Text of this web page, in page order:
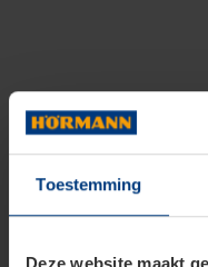
Toestemming
Deze website maakt